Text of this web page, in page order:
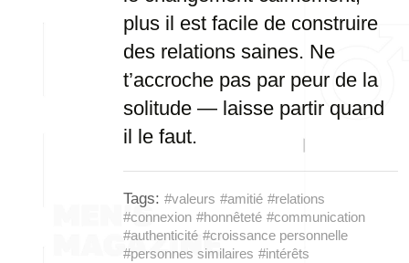
plus il est facile de construire
des relations saines. Ne
t’accroche pas par peur de la
solitude — laisse partir quand
il le faut.
Tags: #valeurs #amitié #relations
#connexion #honnêteté #communication
#authenticité #croissance personnelle
#personnes similaires #intérêts